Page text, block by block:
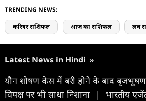
TRENDING NEWS:
करियर राशिफल आज का राशिफल लव
Latest News in Hindi »
यौन शोषण केस में बरी होने के बाद बृजभूषण
विपक्ष पर भी साधा निशाना
|
भारतीय